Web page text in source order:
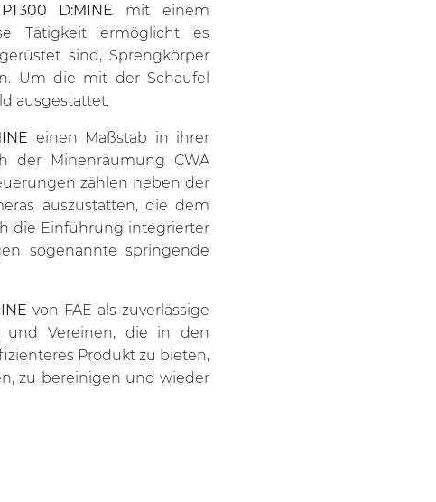
PT300 D:MINE mit einem
Tätigkeit ermöglicht es
sind, Sprengkörper
Um die mit der Schaufel
ausgestattet.
einen Maßstab in ihrer
der Minenräumung CWA
zählen neben der
auszustatten, die dem
die Einführung integrierter
sogenannte springende
von FAE als zuverlässige
und Vereinen, die in den
Produkt zu bieten,
zu bereinigen und wieder